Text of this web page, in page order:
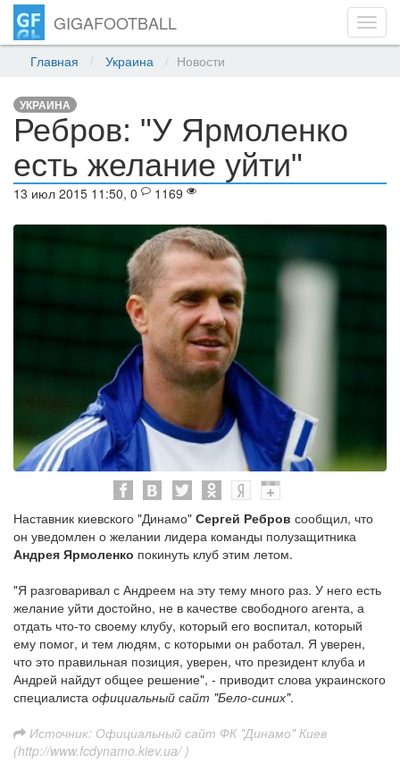
GIGAFOOTBALL
Главная Украина Новости
УКРАИНА
Ребров: "У Ярмоленко
есть желание уйти"
13 июл 2015 11:50, 0 1169
Наставник киевского "Динамо" Сергей Ребров сообщил, что
он уведомлен о желании лидера команды полузащитника
Андрея Ярмоленко покинуть клуб этим летом.
"Я разговаривал с Андреем на эту тему много раз. У него есть
желание уйти достойно, не в качестве свободного агента, а
отдать что-то своему клубу, который его воспитал, который
ему помог, и тем людям, с которыми он работал. Я уверен,
что это правильная позиция, уверен, что президент клуба и
Андрей найдут общее решение", - приводит слова украинского
специалиста официальный сайт "Бело-синих".
Источник: Официальный сайт ФК "Динамо" Киев
(http://www.fcdynamo.kiev.ua/ )